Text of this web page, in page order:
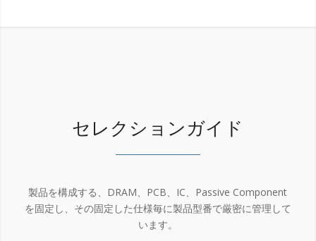
セレクションガイド
製品を構成する、DRAM、PCB、IC、Passive Component
を固定し、 その固定した仕様毎に製品型番で厳密に管理して
います。